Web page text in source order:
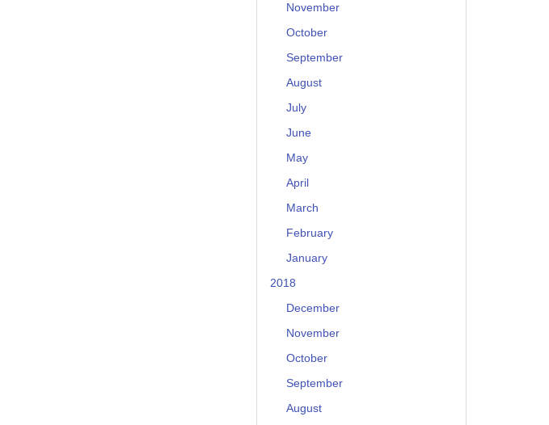
November
October
September
August
July
June
May
April
March
February
January
2018
December
November
October
September
August